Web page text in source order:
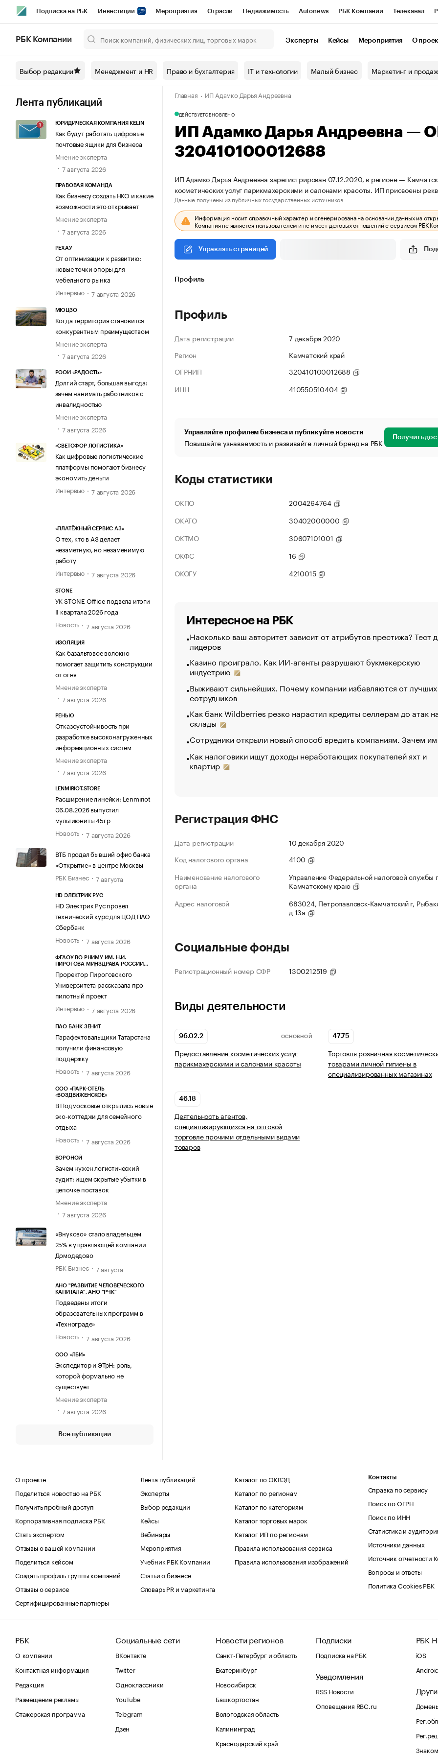
Подписка на РБК Инвестиции Мероприятия Отрасли Недвижимость Autonews РБК Компании Телеканал
Спецпроекты СПб Конференции СПб Спецпроекты Проверка контрагентов
Технологии и медиа Рынок наличной валюты
РБК Компании Эксперты Кейсы Мероприятия О
Выбор редакции Менеджмент и HR Право и бухгалтерия IT и технологии Малый бизнес Маркетинг и
Лента публикаций
ЮРИДИЧЕСКАЯ КОМПАНИЯ KELIN
Как будут работать цифровые
почтовые ящики для бизнеса
Мнение эксперта
7 августа 2026
ПРАВОВАЯ КОМАНДА
Как бизнесу создать НКО и какие
возможности это открывает
Мнение эксперта
7 августа 2026
РЕХАУ
От оптимизации к развитию:
новые точки опоры для
мебельного рынка
Интервью
7 августа 2026
МЮЦЗО
Когда территория становится
конкурентным преимуществом
Мнение эксперта
7 августа 2026
РООИ «РАДОСТЬ»
Долгий старт, большая выгода:
зачем нанимать работников с
инвалидностью
Мнение эксперта
7 августа 2026
«СВЕТОФОР ЛОГИСТИКА»
Как цифровые логистические
платформы помогают бизнесу
экономить деньги
Интервью
7 августа 2026
«ПЛАТЁЖНЫЙ СЕРВИС А3»
О тех, кто в А3 делает
незаметную, но незаменимую
работу
Интервью
7 августа 2026
STONE
УК STONE Office подвела итоги
II квартала 2026 года
Новость
7 августа 2026
ИЗОЛЯЦИЯ
Как базальтовое волокно
помогает защитить конструкции
от огня
Мнение эксперта
7 августа 2026
РЕНЬЮ
Отказоустойчивость при
разработке высоконагруженных
информационных систем
Мнение эксперта
7 августа 2026
LENMIRIOT.STORE
Расширение линейки: Lenmiriot
06.08.2026 выпустил
мультиюниты 45гр
Новость
7 августа 2026
ВТБ продал бывший офис банка
«Открытие» в центре Москвы
РБК Бизнес
7 августа
HD ЭЛЕКТРИК РУС
HD Электрик Рус провел
технический курс для ЦОД ПАО
Сбербанк
Новость
7 августа 2026
ФГАОУ ВО РНИМУ ИМ. Н.И.
ПИРОГОВА МИНЗДРАВА РОССИИ
Проректор Пироговского
Университета рассказала про
пилотный проект
Интервью
7 августа 2026
ПАО БАНК ЗЕНИТ
Парафехтовальщики Татарстана
получили финансовую
поддержку
Новость
7 августа 2026
ООО «ПАРК-ОТЕЛЬ
«ВОЗДВИЖЕНСКОЕ»
В Подмосковье открылись новые
эко-коттеджи для семейного
отдыха
Новость
7 августа 2026
ВОРОНОЙ
Зачем нужен логистический
аудит: ищем скрытые убытки в
цепочке поставок
Мнение эксперта
7 августа 2026
«Внуково» стало владельцем
25% в управляющей компании
Домодедово
РБК Бизнес
7 августа
АНО "РАЗВИТИЕ ЧЕЛОВЕЧЕСКОГО
КАПИТАЛА", АНО "РЧК"
Подведены итоги
образовательных программ в
«Технограде»
Новость
7 августа 2026
ООО «ЛБИ»
Экспедитор и ЭТрН: роль,
которой формально не
существует
Мнение эксперта
7 августа 2026
Все публикации
Главная ИП Адамко Дарья Андреевна
ДЕЙСТВУЕТОБНОВЛЕНО
ИП Адамко Дарья Андреевна —
320410100012688
ИП Адамко Дарья Андреевна зарегистрирован 07.12.2020, в регионе —
косметических услуг парикмахерскими и салонами красоты. ИП присвоены
Данные получены из публичных государственных источников.
Информация носит справочный характер и сгенерирована на основании данных из
Компания не является пользователем и не имеет деловых отношений с сервисом РБК
Управлять страницей
Профиль
Профиль
Дата регистрации
7 декабря 2020
Регион
Камчатский край
ОГРНИП
320410100012688
ИНН
410550510404
Управляйте профилем бизнеса и публикуйте новости
Повышайте узнаваемость и развивайте личный бренд на РБК Получить
Коды статистики
ОКПО
2004264764
ОКАТО
30402000000
ОКТМО
30607101001
ОКФС
16
ОКОГУ
4210015
Интересное на РБК
Насколько ваш авторитет зависит от атрибутов престижа? Тест
лидеров
Казино проиграло. Как ИИ-агенты разрушают букмекерскую
индустрию
Выживают сильнейших. Почему компании избавляются от лучших
сотрудников
Как банк Wildberries резко нарастил кредиты селлерам до атак
склады
Сотрудники открыли новый способ вредить компаниям. Зачем
Как налоговики ищут доходы неработающих покупателей яхт и
квартир
Регистрация ФНС
Дата регистрации
10 декабря 2020
Код налогового органа
4100
Наименование налогового
органа
Управление Федеральной налоговой службы
Камчатскому краю
Адрес налоговой
683024, Петропавловск-Камчатский г,
д 13а
Социальные фонды
Регистрационный номер СФР 1300212519
Виды деятельности
96.02.2 ОСНОВНОЙ
Предоставление косметических услуг
парикмахерскими и салонами красоты
47.75
Торговля розничная
товарами личной гигиены в
специализированных магазинах
46.18
Деятельность агентов,
специализирующихся на оптовой
торговле прочими отдельными видами
товаров
О проекте
Поделиться новостью на РБК
Получить пробный доступ
Корпоративная подписка РБК
Стать экспертом
Отзывы о вашей компании
Поделиться кейсом
Создать профиль группы компаний
Отзывы о сервисе
Сертифицированные партнеры
Лента публикаций
Эксперты
Выбор редакции
Кейсы
Вебинары
Мероприятия
Учебник РБК Компании
Статьи о бизнесе
Словарь PR и маркетинга
Каталог по ОКВЭД
Каталог по регионам
Каталог по категориям
Каталог торговых марок
Каталог ИП по регионам
Правила использования сервиса
Правила использования изображений
Контакты
Справка по сервису
Поиск по ОГРН
Поиск по ИНН
Статистика и
Источники данных
Источник отчетности
Вопросы и ответы
Политика Cookies РБК
РБК
О компании
Контактная информация
Редакция
Размещение рекламы
Стажерская программа
Социальные сети
ВКонтакте
Twitter
Одноклассники
YouTube
Telegram
Дзен
Новости регионов
Санкт-Петербург и область
Екатеринбург
Новосибирск
Башкортостан
Вологодская область
Калининград
Краснодарский край
Подписки
Подписка на РБК
Уведомления
RSS Новости
Оповещения RBC.ru
РБК
iOS